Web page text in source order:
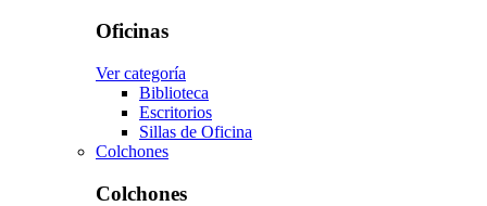
Oficinas
Ver categoría
Biblioteca
Escritorios
Sillas de Oficina
Colchones
Colchones